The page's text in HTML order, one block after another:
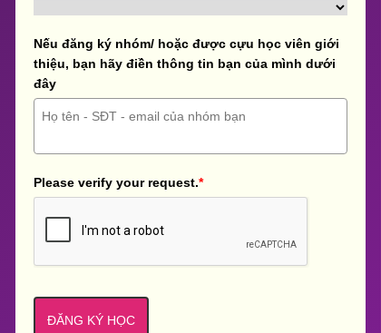
Nếu đăng ký nhóm/ hoặc được cựu học viên giới
thiệu, bạn hãy điền thông tin bạn của mình dưới
đây
Please verify your request.*
ĐĂNG KÝ HỌC